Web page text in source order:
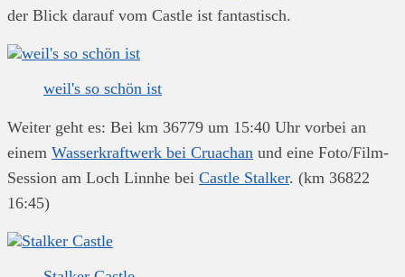
der Blick darauf vom Castle ist fantastisch.
weil's so schön ist
Weiter geht es: Bei km 36779 um 15:40 Uhr vorbei an
einem Wasserkraftwerk bei Cruachan und eine Foto/Film-
Session am Loch Linnhe bei Castle Stalker. (km 36822
16:45)